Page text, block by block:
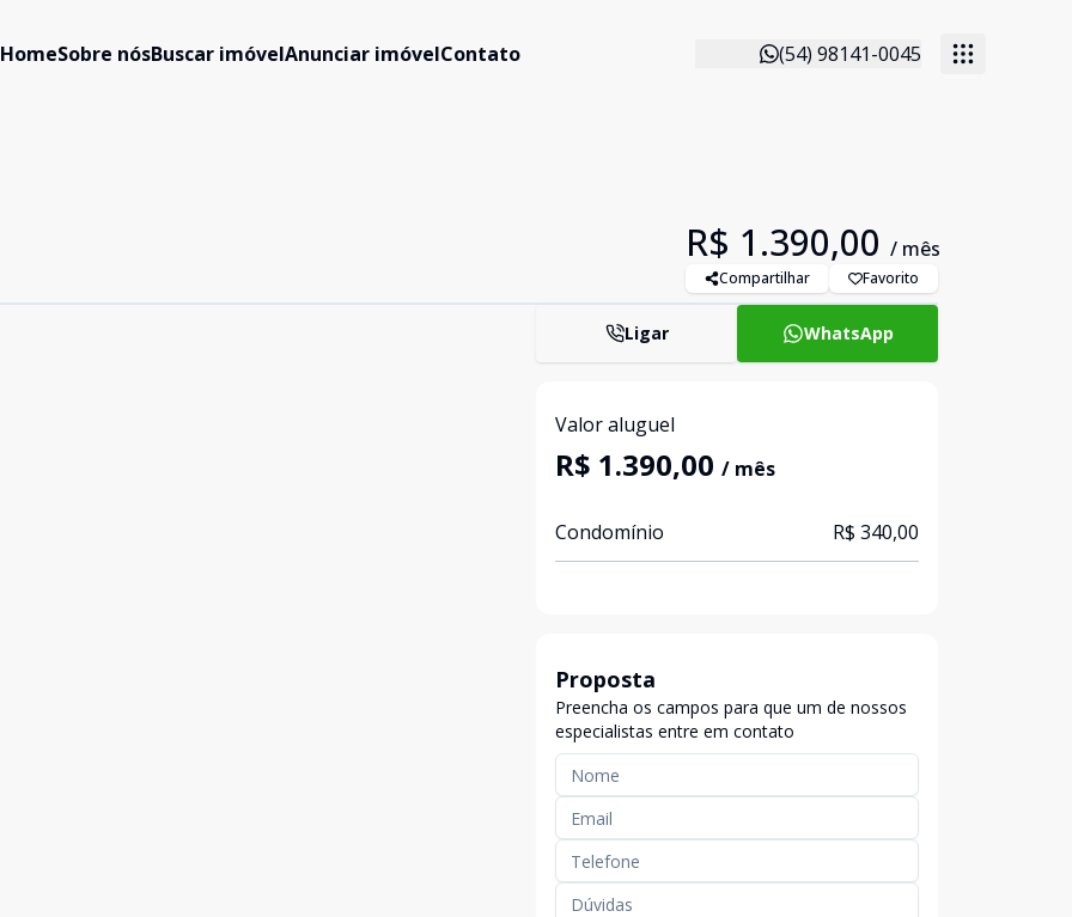
HomeSobre nósBuscar imóvelAnunciar imóvelContato (54) 98141-0045
R$ 1.390,00 / mês
Compartilhar Favorito
Ligar WhatsApp
Valor aluguel
R$ 1.390,00 / mês
Condomínio R$ 340,00
Proposta
Preencha os campos para que um de nossos
especialistas entre em contato